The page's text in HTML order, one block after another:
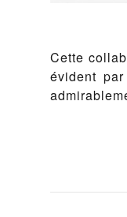
Cette
évident